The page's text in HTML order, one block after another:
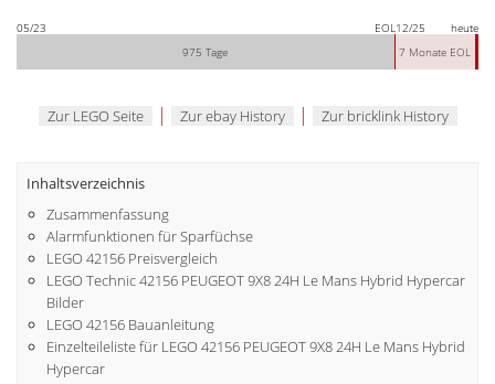
05/23 EOL12/25
heute
975 Tage
7 Monate EOL
Zur LEGO Seite | Zur ebay History | Zur bricklink History
Inhaltsverzeichnis
Zusammenfassung
Alarmfunktionen für Sparfüchse
LEGO 42156 Preisvergleich
LEGO Technic 42156 PEUGEOT 9X8 24H Le Mans Hybrid Hypercar
Bilder
LEGO 42156 Bauanleitung
Einzelteileliste für LEGO 42156 PEUGEOT 9X8 24H Le Mans Hybrid
Hypercar